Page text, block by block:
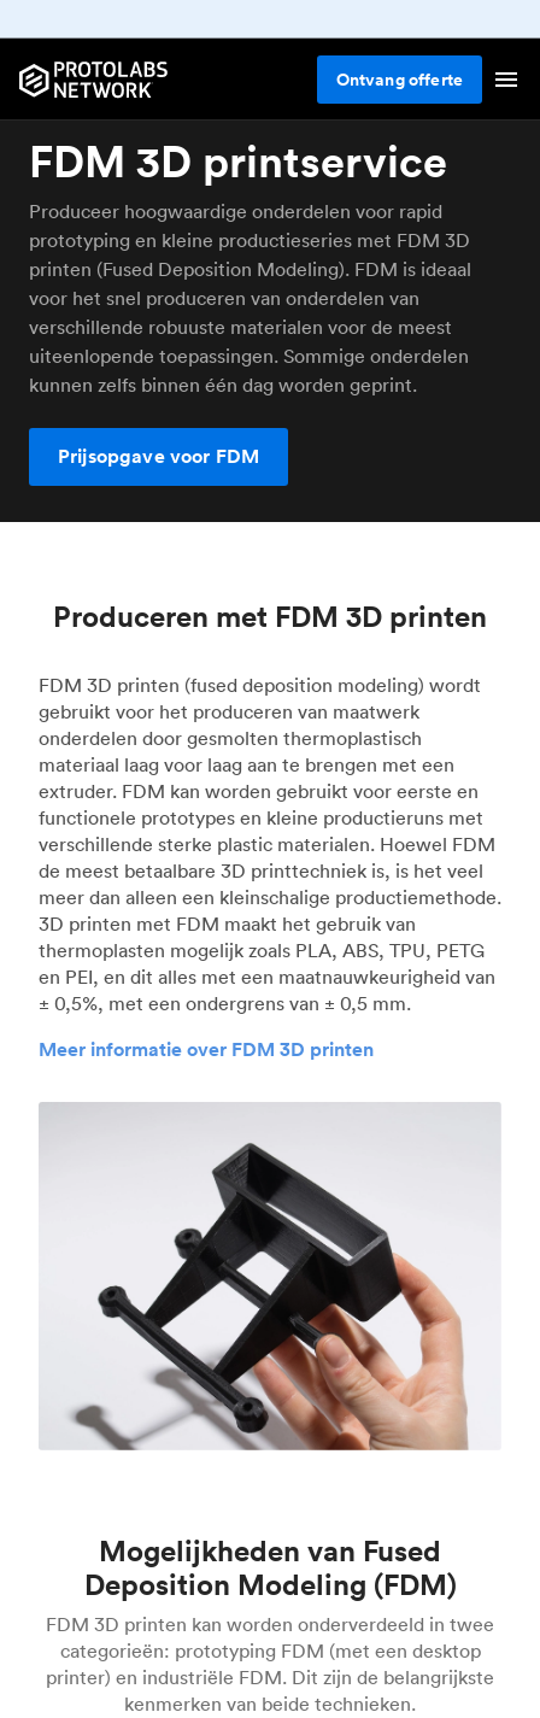
Ontvangofferte
FDM 3D printservice
Produceer hoogwaardige onderdelen voor rapid
prototyping en kleine productieseries met FDM 3D
printen (Fused Deposition Modeling). FDM is ideaal
voor het snel produceren van onderdelen van
verschillende robuuste materialen voor de meest
uiteenlopende toepassingen. Sommige onderdelen
kunnen zelfs binnen één dag worden geprint.
Prijsopgave voor FDM
Produceren met FDM 3D printen
FDM 3D printen (fused deposition modeling) wordt
gebruikt voor het produceren van maatwerk
onderdelen door gesmolten thermoplastisch
materiaal laag voor laag aan te brengen met een
extruder. FDM kan worden gebruikt voor eerste en
functionele prototypes en kleine productieruns met
verschillende sterke plastic materialen. Hoewel FDM
de meest betaalbare 3D printtechniek is, is het veel
meer dan alleen een kleinschalige productiemethode.
3D printen met FDM maakt het gebruik van
thermoplasten mogelijk zoals PLA, ABS, TPU, PETG
en PEI, en dit alles met een maatnauwkeurigheid van
± 0,5%, met een ondergrens van ± 0,5 mm.
Meer informatie over FDM 3D printen
Mogelijkheden van Fused
Deposition Modeling (FDM)
FDM 3D printen kan worden onderverdeeld in twee
categorieën: prototyping FDM (met een desktop
printer) en industriële FDM. Dit zijn de belangrijkste
kenmerken van beide technieken.